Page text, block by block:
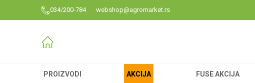
034/200-784 webshop@agromarket.rs
PROIZVODI AKCIJA FUSE AKCIJA